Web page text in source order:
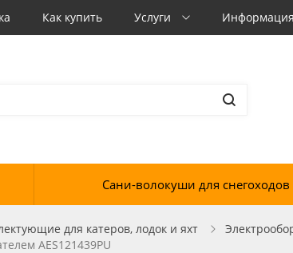
Как купить Услуги Информация
Сани-волокуши для
для катеров, лодок и яхт
AES121439PU